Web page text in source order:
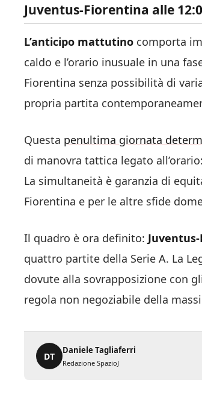
Juventus-Fiorentina alle
L’anticipo mattutino comporta
caldo e l’orario inusuale in una
Fiorentina senza possibilità di
propria partita
Questa penultima giornata
di manovra tattica legato
La simultaneità è garanzia di
Fiorentina e per le altre sfide
Il quadro è ora definito:
quattro partite della Serie A. La
dovute alla sovrapposizione con
regola non negoziabile della
DT
Daniele Tagliaferri
Redazione SpazioJ